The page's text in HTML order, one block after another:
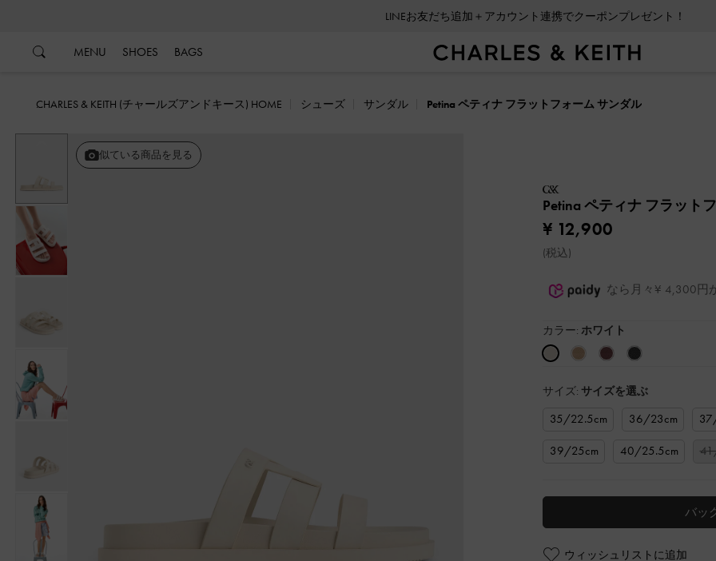
LINEお友だち追加＋アカウント連携でクーポンプレゼント！
MENU SHOES BAGS
CHARLES & KEITH (チャールズアンドキース) HOME シューズ サンダル Petina ペティナ フラットフォーム サンダル
似ている商品を見る
Petina ペティナ フラット
¥ 12,900
(税込)
なら月々¥ 4,300円
カラー: ホワイト
サイズ: サイズを選ぶ
35/22.5cm 36/23cm
39/25cm
40/25.5cm
バッ
ウィッシュリストに追加